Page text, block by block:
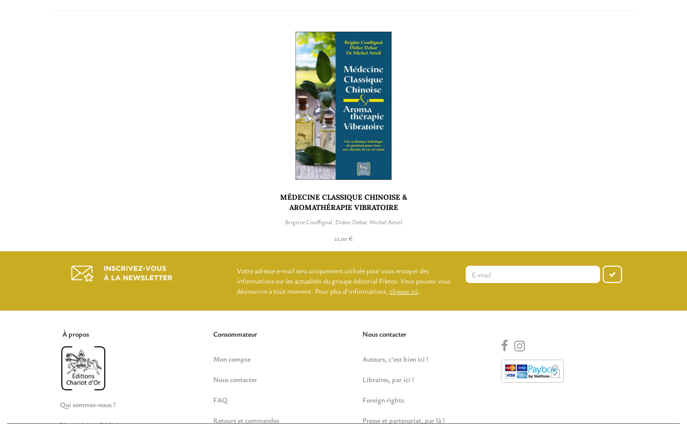
MÉDECINE CLASSIQUE CHINOISE &
AROMATHÉRAPIE VIBRATOIRE
Brigitte Couffignal Didier Debar, Michel Arteil
22,00 €
Votre adresse e-mail sera uniquement utilisée pour vous envoyer des
informations sur les actualités du groupe éditorial Piktos. Vous pouvez vous
désinscrire à tout moment. Pour plus d'informations, cliquez ici.
À propos
Qui sommes-nous ?
Consommateur
Mon compte
Nous contacter
FAQ
Retours et commandes
Nous contacter
Auteurs, c'est bien ici !
Libraires, par ici !
Foreign rights
Presse et partenariat, par là !